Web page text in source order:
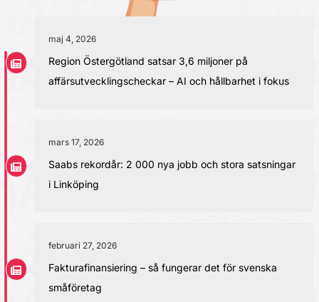
maj 4, 2026
Region Östergötland satsar 3,6 miljoner på
affärsutvecklingscheckar – AI och hållbarhet i fokus
mars 17, 2026
Saabs rekordår: 2 000 nya jobb och stora satsningar
i Linköping
februari 27, 2026
Fakturafinansiering – så fungerar det för svenska
småföretag